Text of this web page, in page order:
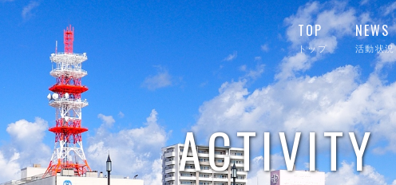
TOP
トップ
NEWS
活動状況
ACTIVITY